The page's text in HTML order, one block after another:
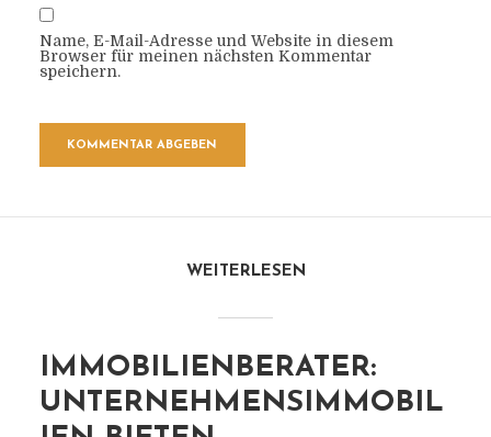
Name, E-Mail-Adresse und Website in diesem
Browser für meinen nächsten Kommentar
speichern.
WEITERLESEN
IMMOBILIENBERATER:
UNTERNEHMENSIMMOBIL